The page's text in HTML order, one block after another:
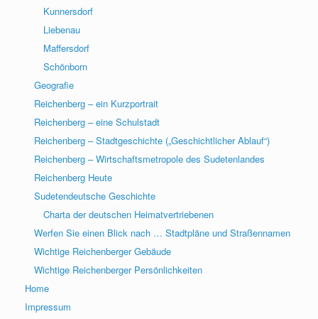
Kunnersdorf
Liebenau
Maffersdorf
Schönborn
Geografie
Reichenberg – ein Kurzportrait
Reichenberg – eine Schulstadt
Reichenberg – Stadtgeschichte („Geschichtlicher Ablauf“)
Reichenberg – Wirtschaftsmetropole des Sudetenlandes
Reichenberg Heute
Sudetendeutsche Geschichte
Charta der deutschen Heimatvertriebenen
Werfen Sie einen Blick nach … Stadtpläne und Straßennamen
Wichtige Reichenberger Gebäude
Wichtige Reichenberger Persönlichkeiten
Home
Impressum